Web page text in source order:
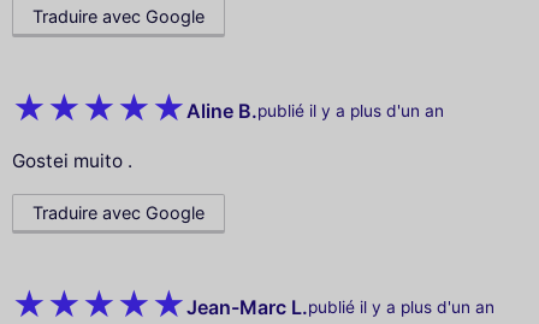
Traduire avec Google
Aline B.publié il y a plus d'un an
Gostei muito .
Traduire avec Google
Jean-Marc L.publié il y a plus d'un an